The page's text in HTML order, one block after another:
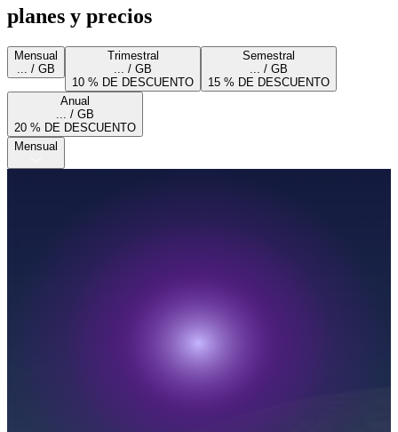
planes y precios
Mensual
... / GB
Trimestral
... / GB
10 % DE DESCUENTO
Semestral
... / GB
15 % DE DESCUENTO
Anual
... / GB
20 % DE DESCUENTO
Mensual